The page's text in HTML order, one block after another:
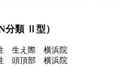
分類 Ⅱ型）